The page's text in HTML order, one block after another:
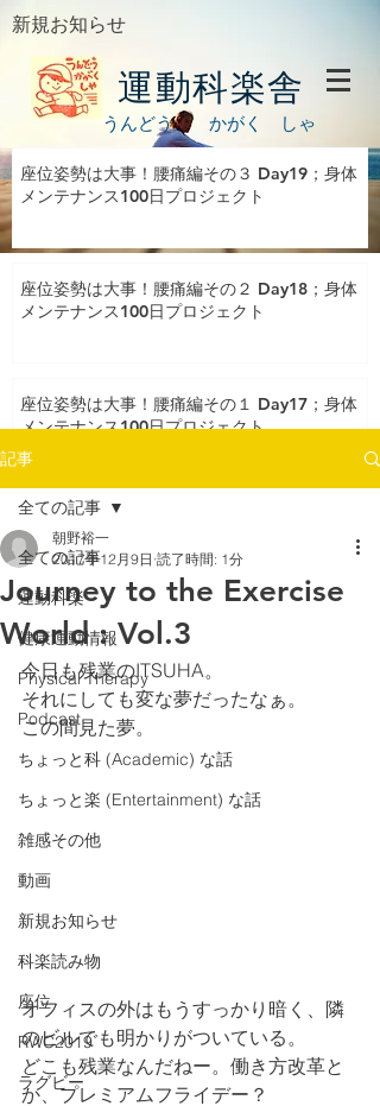
新規お知らせ
運動科楽舎
うんどう かがく しゃ
座位姿勢は大事！腰痛編その３ Day19；身体
メンテナンス100日プロジェクト
座位姿勢は大事！腰痛編その２ Day18；身体
メンテナンス100日プロジェクト
座位姿勢は大事！腰痛編その１ Day17；身体
メンテナンス100日プロジェクト
記事
全ての記事
運動科楽
健康運動情報
Physical Therapy
Podcast
ちょっと科 (Academic) な話
ちょっと楽 (Entertainment) な話
雑感その他
動画
新規お知らせ
科楽読み物
座位
RWC2019
ラグビー
全ての記事
Journey to the Exercise
World : Vol.3
朝野裕一
2017年12月9日 読了時間: 1分
今日も残業のITSUHA。
それにしても変な夢だったなぁ。
この間見た夢。
オフィスの外はもうすっかり暗く、隣
のビルでも明かりがついている。
どこも残業なんだねー。働き方改革と
か、プレミアムフライデー？